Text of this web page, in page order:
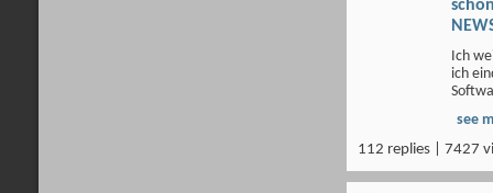
Ich
ich
see
112 replies | 7427